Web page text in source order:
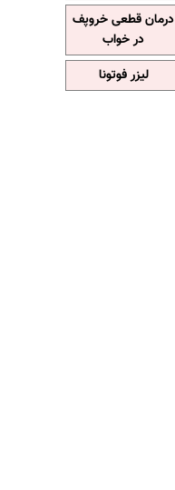
درمان قطعی خروپف
در خواب
لیزر فوتونا